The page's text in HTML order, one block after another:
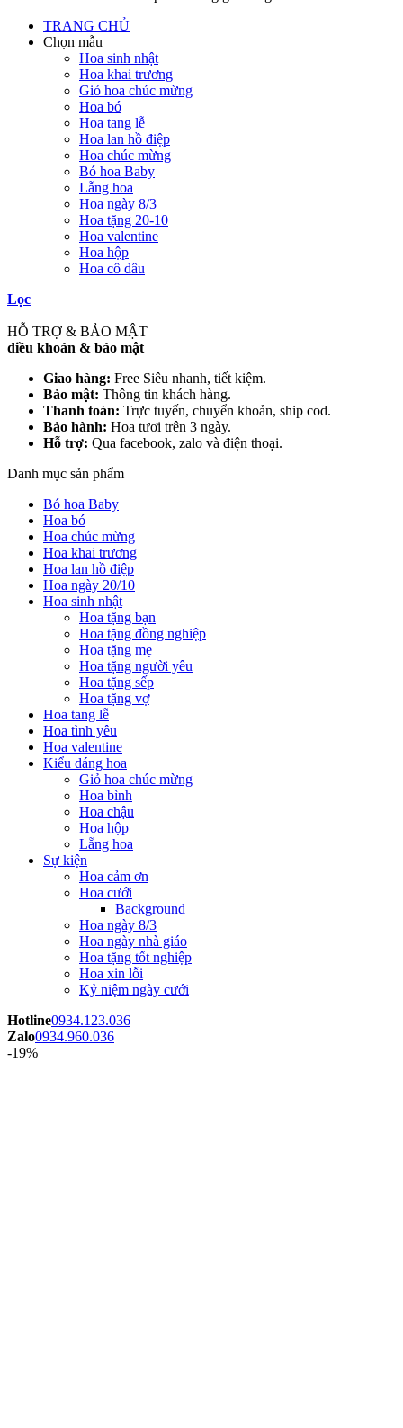
TRANG CHỦ
Chọn mẫu
Hoa sinh nhật
Hoa khai trương
Giỏ hoa chúc mừng
Hoa bó
Hoa tang lễ
Hoa lan hồ điệp
Hoa chúc mừng
Bó hoa Baby
Lẵng hoa
Hoa ngày 8/3
Hoa tặng 20-10
Hoa valentine
Hoa hộp
Hoa cô dâu
Lọc
HỖ TRỢ & BẢO MẬT
điều khoản & bảo mật
Giao hàng: Free Siêu nhanh, tiết kiệm.
Bảo mật: Thông tin khách hàng.
Thanh toán: Trực tuyến, chuyển khoản, ship cod.
Bảo hành: Hoa tươi trên 3 ngày.
Hỗ trợ: Qua facebook, zalo và điện thoại.
Danh mục sản phẩm
Bó hoa Baby
Hoa bó
Hoa chúc mừng
Hoa khai trương
Hoa lan hồ điệp
Hoa ngày 20/10
Hoa sinh nhật
Hoa tặng bạn
Hoa tặng đồng nghiệp
Hoa tặng mẹ
Hoa tặng người yêu
Hoa tặng sếp
Hoa tặng vợ
Hoa tang lễ
Hoa tình yêu
Hoa valentine
Kiểu dáng hoa
Giỏ hoa chúc mừng
Hoa bình
Hoa chậu
Hoa hộp
Lẵng hoa
Sự kiện
Hoa cảm ơn
Hoa cưới
Background
Hoa ngày 8/3
Hoa ngày nhà giáo
Hoa tặng tốt nghiệp
Hoa xin lỗi
Kỷ niệm ngày cưới
Hotline0934.123.036
Zalo0934.960.036
-19%